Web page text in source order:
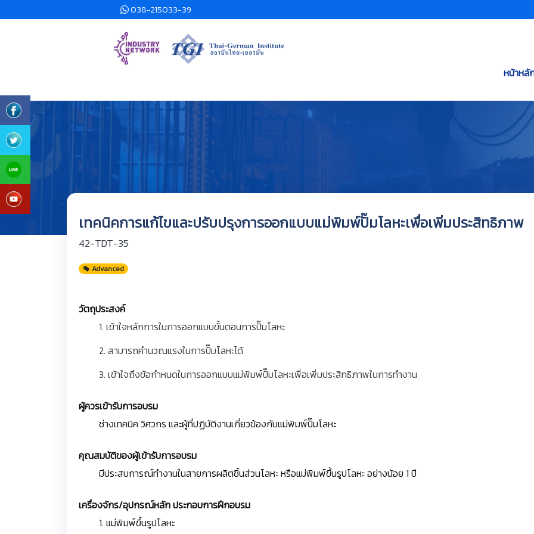
038-215033-39
หน้าหลั
เทคนิคการแก้ไขและปรับปรุงการออกแบบแม่พิมพ์ปั๊มโลหะเพื่อเพิ่มประสิทธิภาพ
42-TDT-35
Advanced
วัตถุประสงค์
1. เข้าใจหลักการในการออกแบบขั้นตอนการปั๊มโลหะ
2. สามารถคำนวณแรงในการปั๊มโลหะได้
3. เข้าใจถึงข้อกำหนดในการออกแบบแม่พิมพ์ปั๊มโลหะเพื่อเพิ่มประสิทธิภาพในการทำงาน
ผู้ควรเข้ารับการอบรม
ช่างเทคนิค วิศวกร และผู้ที่ปฏิบัติงานเกี่ยวข้องกับแม่พิมพ์ปั๊มโลหะ
คุณสมบัติของผู้เข้ารับการอบรม
มีประสบการณ์ทำงานในสายการผลิตชิ้นส่วนโลหะ หรือแม่พิมพ์ขึ้นรูปโลหะ อย่างน้อย 1 ปี
เครื่องจักร/อุปกรณ์หลัก ประกอบการฝึกอบรม
1. แม่พิมพ์ขึ้นรูปโลหะ